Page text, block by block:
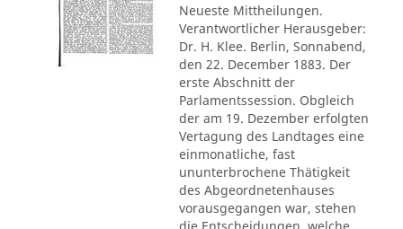
Neueste Mittheilungen.
Verantwortlicher Herausgeber:
Dr. H. Klee. Berlin, Sonnabend,
den 22. December 1883. Der
erste Abschnitt der
Parlamentssession. Obgleich
der am 19. Dezember erfolgten
Vertagung des Landtages eine
einmonatliche, fast
ununterbrochene Thätigkeit
des Abgeordnetenhauses
vorausgegangen war, stehen